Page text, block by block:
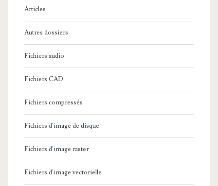
:
Articles
Autres dossiers
Fichiers audio
Fichiers CAD
Fichiers compressés
Fichiers d'image de disque
Fichiers d'image raster
Fichiers d'image vectorielle